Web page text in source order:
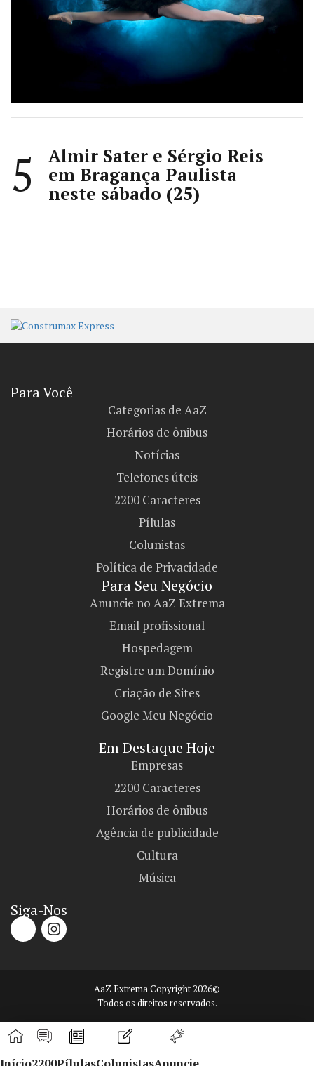
5
Almir Sater e Sérgio Reis
em Bragança Paulista
neste sábado (25)
Para Você
Categorias de AaZ
Horários de ônibus
Notícias
Telefones úteis
2200 Caracteres
Pílulas
Colunistas
Política de Privacidade
Para Seu Negócio​
Anuncie no AaZ Extrema
Email profissional
Hospedagem
Registre um Domínio
Criação de Sites
Google Meu Negócio
Em Destaque Hoje
Empresas
2200 Caracteres
Horários de ônibus
Agência de publicidade
Cultura
Música
Siga-Nos
AaZ Extrema Copyright 2026©
Todos os direitos reservados.